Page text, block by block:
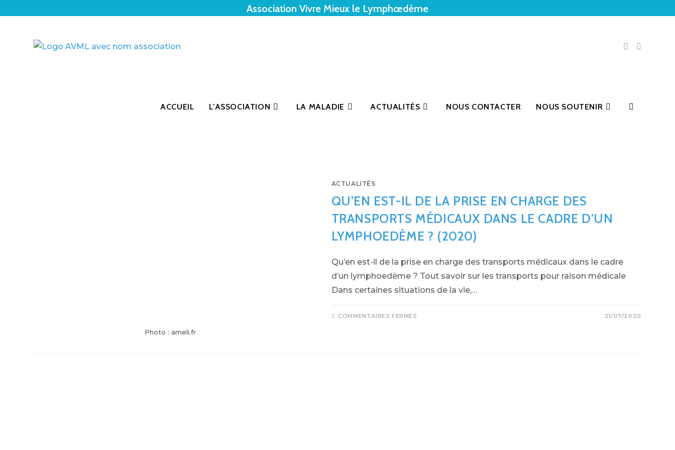
Association Vivre Mieux le Lymphœdème
ACCUEIL L’ASSOCIATION LA MALADIE ACTUALITÉS NOUS CONTACTER NOUS SOUTENIR
Photo : ameli.fr
ACTUALITÉS
QU’EN EST-IL DE LA PRISE EN CHARGE DES
TRANSPORTS MÉDICAUX DANS LE CADRE D’UN
LYMPHOEDÈME ? (2020)
Qu’en est-il de la prise en charge des transports médicaux dans le cadre
d’un lymphoedème ? Tout savoir sur les transports pour raison médicale
Dans certaines situations de la vie,…
COMMENTAIRES FERMÉS 21/07/2020